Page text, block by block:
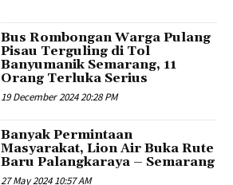
Bus Rombongan Warga Pulang
Pisau Terguling di Tol
Banyumanik Semarang, 11
Orang Terluka Serius
19 December 2024 20:28 PM
Banyak Permintaan
Masyarakat, Lion Air Buka Rute
Baru Palangkaraya – Semarang
27 May 2024 10:57 AM